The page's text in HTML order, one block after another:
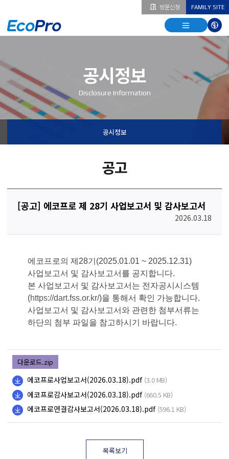
방문신청 FAMILY SITE
열기
열기
다국어
열기
공시정보
Disclosure Information
공시정보
공고
[공고] 에코프로 제 28기 사업보고서 및 감사보고서
2026.03.18
에코프로의 제28기(2025.01.01 ~ 2025.12.31)
사업보고서 및 감사보고서를 공지합니다.
본 사업보고서 및 감사보고서는 전자공시시스템
(https://dart.fss.or.kr/)을 통해서 확인 가능합니다.
사업보고서 및 감사보고서와 관련한 첨부서류는
하단의 첨부 파일을 참고하시기 바랍니다.
다운로드.zip
에코프로사업보고서(2026.03.18).pdf (3.0 MB)
에코프로감사보고서(2026.03.18).pdf (660.5 KB)
에코프로연결감사보고서(2026.03.18).pdf (596.1 KB)
목록보기